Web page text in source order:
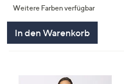
Weitere Farben verfügbar
In den Warenkorb